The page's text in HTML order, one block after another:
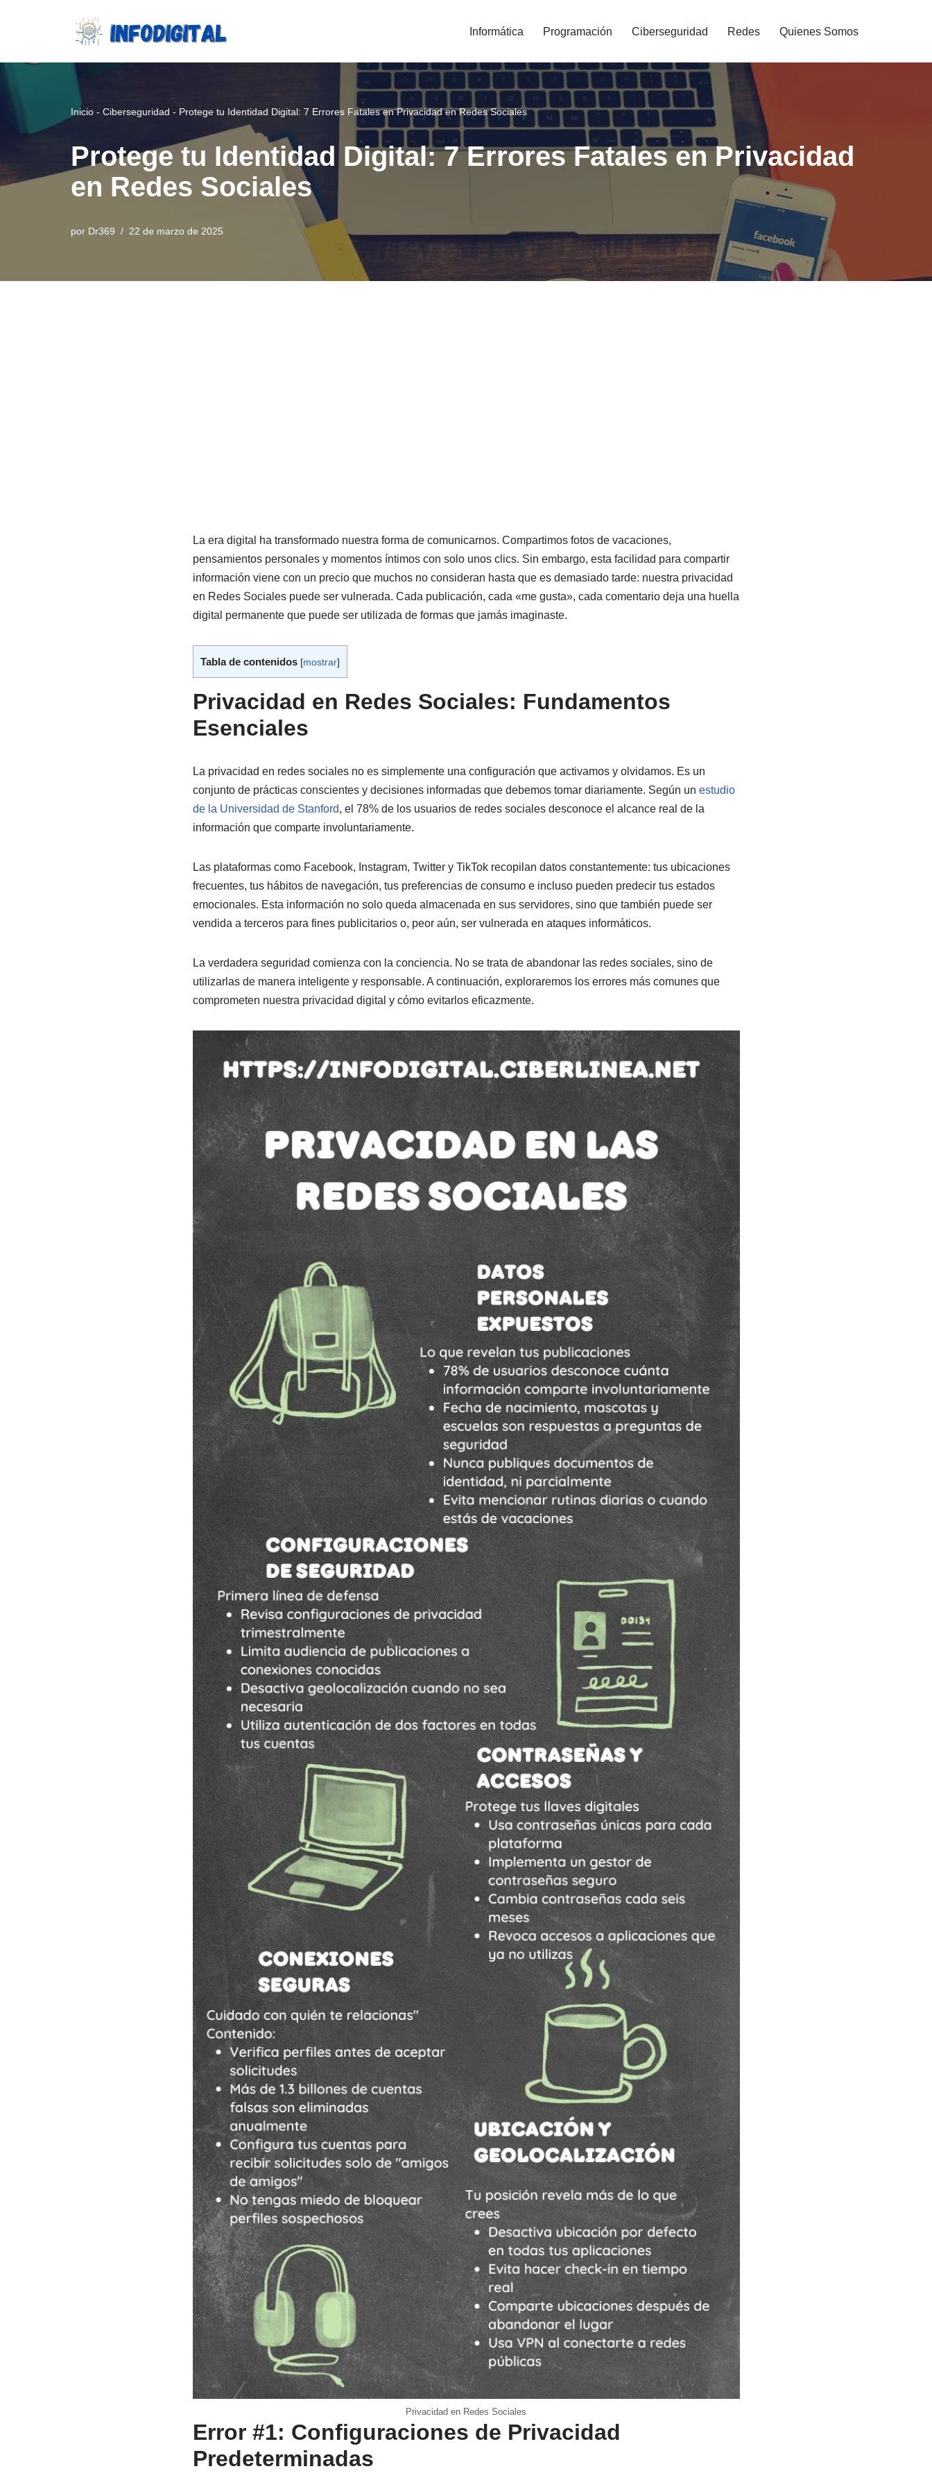
Informática Programación Ciberseguridad Redes Quienes Somos
Inicio - Ciberseguridad - Protege tu Identidad Digital: 7 Errores Fatales en Privacidad en Redes Sociales
Protege tu Identidad Digital: 7 Errores Fatales en Privacidad
en Redes Sociales
por Dr369 22 de marzo de 2025
La era digital ha transformado nuestra forma de comunicarnos. Compartimos fotos de vacaciones,
pensamientos personales y momentos íntimos con solo unos clics. Sin embargo, esta facilidad para compartir
información viene con un precio que muchos no consideran hasta que es demasiado tarde: nuestra privacidad
en Redes Sociales puede ser vulnerada. Cada publicación, cada «me gusta», cada comentario deja una huella
digital permanente que puede ser utilizada de formas que jamás imaginaste.
Tabla de contenidos [mostrar]
Privacidad en Redes Sociales: Fundamentos
Esenciales
La privacidad en redes sociales no es simplemente una configuración que activamos y olvidamos. Es un
conjunto de prácticas conscientes y decisiones informadas que debemos tomar diariamente. Según un estudio
de la Universidad de Stanford, el 78% de los usuarios de redes sociales desconoce el alcance real de la
información que comparte involuntariamente.
Las plataformas como Facebook, Instagram, Twitter y TikTok recopilan datos constantemente: tus ubicaciones
frecuentes, tus hábitos de navegación, tus preferencias de consumo e incluso pueden predecir tus estados
emocionales. Esta información no solo queda almacenada en sus servidores, sino que también puede ser
vendida a terceros para fines publicitarios o, peor aún, ser vulnerada en ataques informáticos.
La verdadera seguridad comienza con la conciencia. No se trata de abandonar las redes sociales, sino de
utilizarlas de manera inteligente y responsable. A continuación, exploraremos los errores más comunes que
comprometen nuestra privacidad digital y cómo evitarlos eficazmente.
Privacidad en Redes Sociales
Error #1: Configuraciones de Privacidad
Predeterminadas